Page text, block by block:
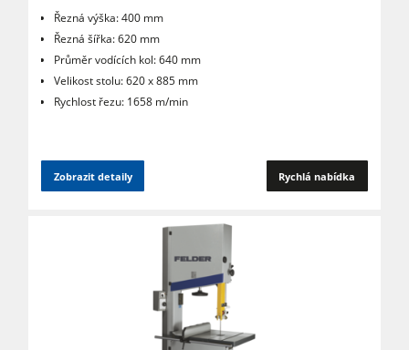
Řezná výška: 400 mm
Řezná šířka: 620 mm
Průměr vodících kol: 640 mm
Velikost stolu: 620 x 885 mm
Rychlost řezu: 1658 m/min
Zobrazit detaily Rychlá nabídka